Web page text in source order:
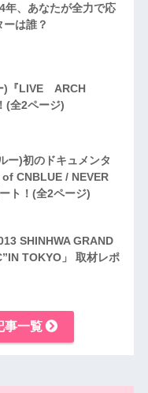
年、あなたが全力で応
は誰？
)『LIVE ARCH
(全2ページ)
ー)初のドキュメンタ
CNBLUE / NEVER
ト！(全2ページ)
SHINHWA GRAND
TOKYO」 取材レポ
事一覧